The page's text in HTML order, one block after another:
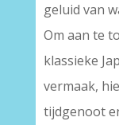
geluid van
Om aan te
klassieke
vermaak,
tijdgenoot